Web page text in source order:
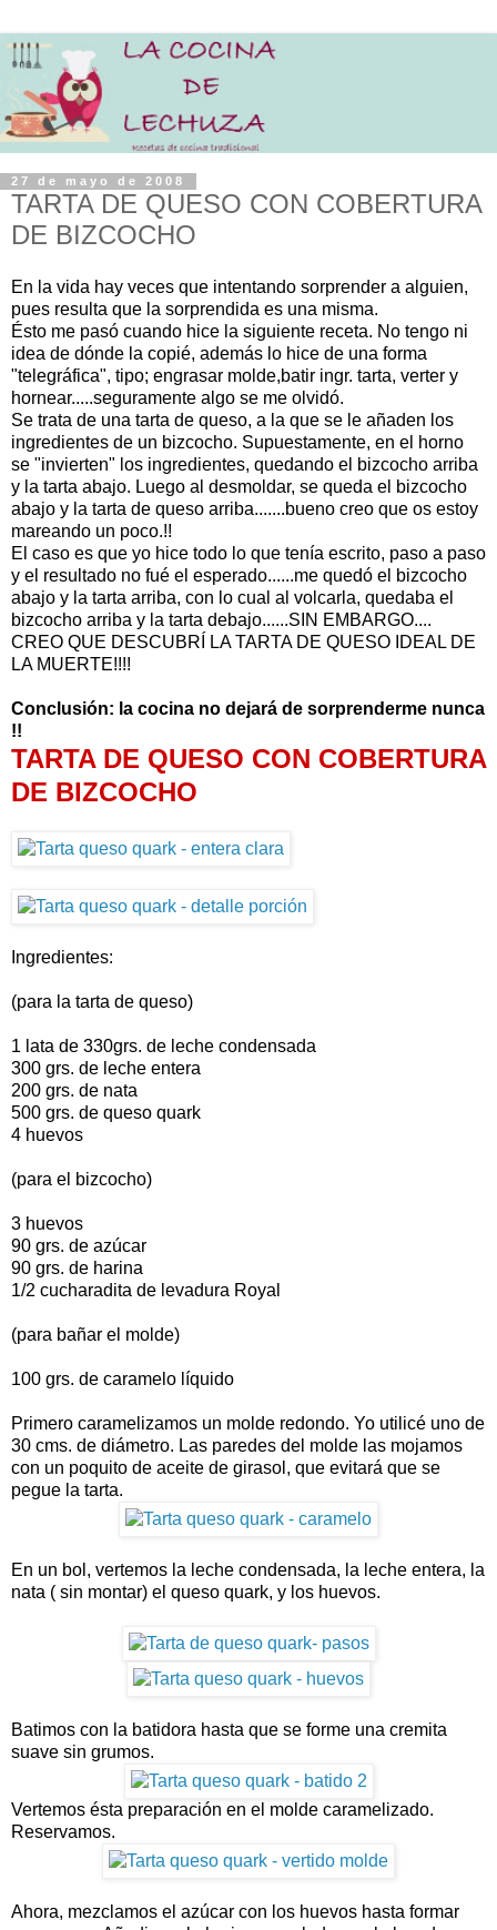
27 de mayo de 2008
TARTA DE QUESO CON COBERTURA
DE BIZCOCHO
En la vida hay veces que intentando sorprender a alguien,
pues resulta que la sorprendida es una misma.
Ésto me pasó cuando hice la siguiente receta. No tengo ni
idea de dónde la copié, además lo hice de una forma
"telegráfica", tipo; engrasar molde,batir ingr. tarta, verter y
hornear.....seguramente algo se me olvidó.
Se trata de una tarta de queso, a la que se le añaden los
ingredientes de un bizcocho. Supuestamente, en el horno
se "invierten" los ingredientes, quedando el bizcocho arriba
y la tarta abajo. Luego al desmoldar, se queda el bizcocho
abajo y la tarta de queso arriba.......bueno creo que os estoy
mareando un poco.!!
El caso es que yo hice todo lo que tenía escrito, paso a paso
y el resultado no fué el esperado......me quedó el bizcocho
abajo y la tarta arriba, con lo cual al volcarla, quedaba el
bizcocho arriba y la tarta debajo......SIN EMBARGO....
CREO QUE DESCUBRÍ LA TARTA DE QUESO IDEAL DE
LA MUERTE!!!!
Conclusión: la cocina no dejará de sorprenderme nunca
!!
TARTA DE QUESO CON COBERTURA
DE BIZCOCHO
Ingredientes:
(para la tarta de queso)
1 lata de 330grs. de leche condensada
300 grs. de leche entera
200 grs. de nata
500 grs. de queso quark
4 huevos
(para el bizcocho)
3 huevos
90 grs. de azúcar
90 grs. de harina
1/2 cucharadita de levadura Royal
(para bañar el molde)
100 grs. de caramelo líquido
Primero caramelizamos un molde redondo. Yo utilicé uno de
30 cms. de diámetro. Las paredes del molde las mojamos
con un poquito de aceite de girasol, que evitará que se
pegue la tarta.
En un bol, vertemos la leche condensada, la leche entera, la
nata ( sin montar) el queso quark, y los huevos.
Batimos con la batidora hasta que se forme una cremita
suave sin grumos.
Vertemos ésta preparación en el molde caramelizado.
Reservamos.
Ahora, mezclamos el azúcar con los huevos hasta formar